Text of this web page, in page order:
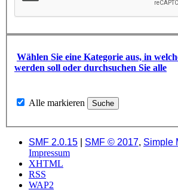
Wählen Sie eine Kategorie aus, in
werden soll oder durchsuchen Sie alle
Alle markieren
SMF 2.0.15 SMF © 2017, Simple
Impressum
XHTML
RSS
WAP2